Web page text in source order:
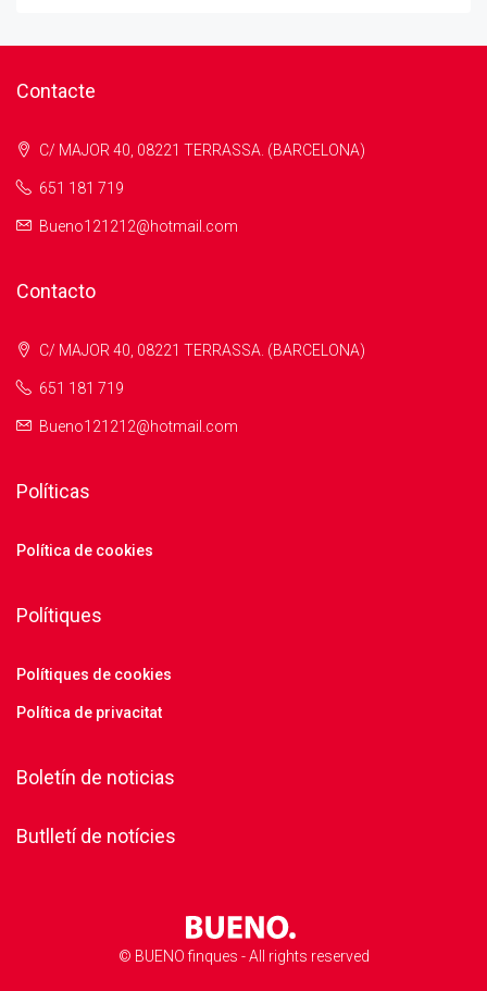
Contacte
C/ MAJOR 40, 08221 TERRASSA. (BARCELONA)
651 181 719
Bueno121212@hotmail.com
Contacto
C/ MAJOR 40, 08221 TERRASSA. (BARCELONA)
651 181 719
Bueno121212@hotmail.com
Políticas
Política de cookies
Polítiques
Polítiques de cookies
Política de privacitat
Boletín de noticias
Butlletí de notícies
© BUENO finques - All rights reserved